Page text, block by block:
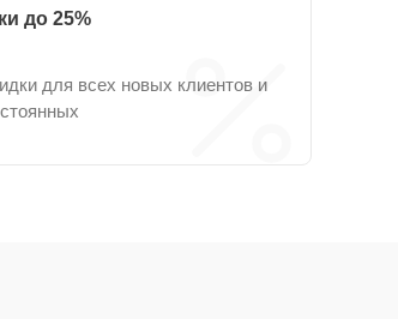
до 25%
для всех новых клиентов и